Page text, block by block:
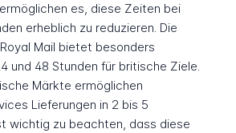
es, diese Zeiten bei
erheblich zu reduzieren. Die
Mail bietet besonders
und 48 Stunden für britische Ziele.
Märkte ermöglichen
Lieferungen in 2 bis 5
wichtig zu beachten, dass diese